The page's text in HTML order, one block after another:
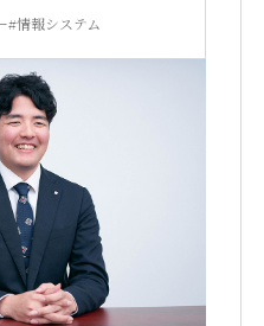
サイト
All Rights Reserved.
#情報システム